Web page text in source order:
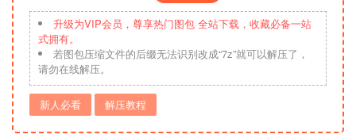
升级为VIP会员，尊享热门图包 全站下载，收藏必备一站
式拥有。
若图包压缩文件的后缀无法识别改成“7z”就可以解压了，
请勿在线解压。
新人必看 解压教程